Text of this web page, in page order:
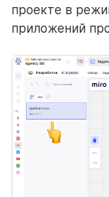
проекте в
приложений